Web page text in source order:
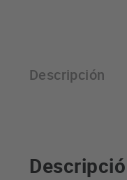
Descripción